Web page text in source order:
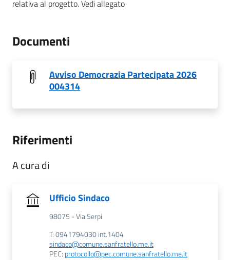
relativa al progetto. Vedi allegato
Documenti
Avviso Democrazia Partecipata 2026
004314
Riferimenti
A cura di
Ufficio Sindaco
98075 - Via Serpi
T: 0941794030 int.1404
sindaco@comune.sanfratello.me.it
PEC: protocollo@pec.comune.sanfratello.me.it